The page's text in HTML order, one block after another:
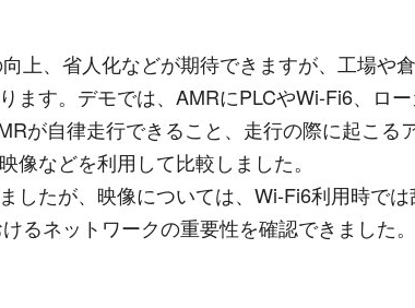
上、省人化などが期待できますが、工場や
す。デモでは、 AMRにPLCやWi-Fi6、ロ
が自律走行できること、走行の際に起こる
などを利用して比較しました。
たが、映像については、 Wi-Fi6利用時で
るネットワークの重要性を確認できました。